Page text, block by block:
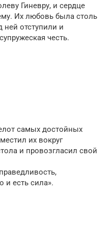
Гиневру, и сердце
Их любовь была столь
ней отступили и
честь.
самых достойных
их вокруг
и провозгласил свой
и есть сила».